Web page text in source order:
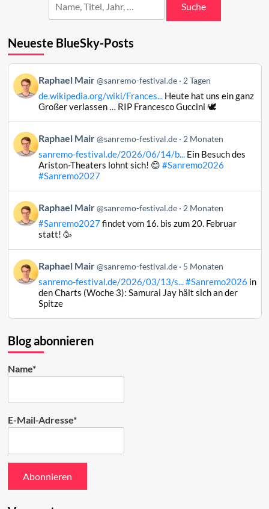
Suche
Neueste BlueSky-Posts
Beitrag
von
Raphael
Bluesky
ansehen
Raphael Mair @sanremo-festival.de 2 Tagen
de.wikipedia.org/wiki/Frances...Heute hat uns ein ganz
Großer verlassen … RIP Francesco Guccini 🕊️
Beitrag
von
Raphael
ansehen
Raphael Mair @sanremo-festival.de 2 Monaten
sanremo-festival.de/2026/06/14/b...Ein Besuch des
Ariston-Theaters lohnt sich! 😊 #Sanremo2026
#Sanremo2027
Beitrag
von
Raphael
Bluesky
ansehen
Raphael Mair @sanremo-festival.de 2 Monaten
#Sanremo2027findet vom 16. bis zum 20. Februar
statt! 🥳
Beitrag
von
Raphael
ansehen
Raphael Mair @sanremo-festival.de 5 Monaten
sanremo-festival.de/2026/03/13/s...#Sanremo2026 in
den Charts (Woche 3): Samurai Jay hält sich an der
Spitze
Blog abonnieren
Name*
E-Mail-Adresse*